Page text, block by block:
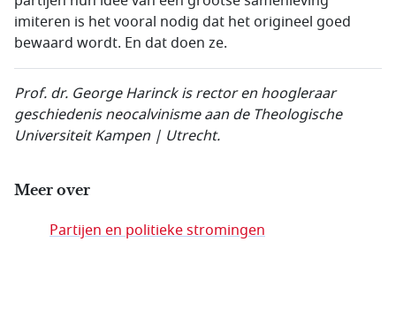
imiteren is het vooral nodig dat het origineel goed
bewaard wordt. En dat doen ze.
Prof. dr. George Harinck is rector en hoogleraar
geschiedenis neocalvinisme aan de Theologische
Universiteit Kampen | Utrecht.
Meer over
Partijen en politieke stromingen